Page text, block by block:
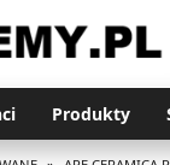
Produkty